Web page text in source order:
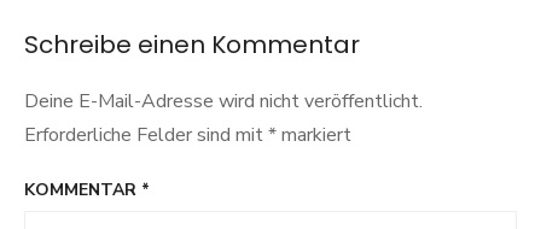
Schreibe einen Kommentar
Deine E-Mail-Adresse wird nicht veröffentlicht.
Erforderliche Felder sind mit*markiert
KOMMENTAR *